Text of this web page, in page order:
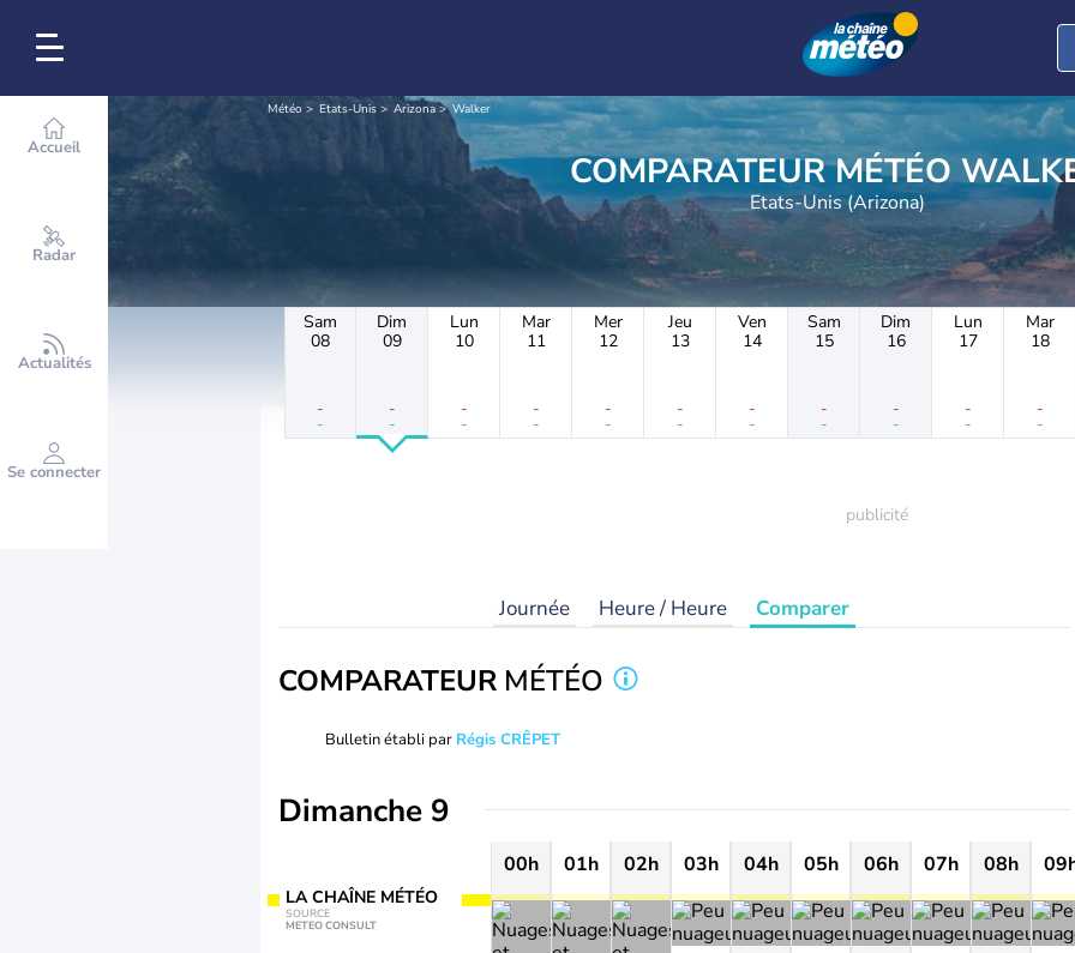
Accueil
Radar
Actualités
Se connecter
Météo Etats-Unis Arizona Walker
COMPARATEUR MÉTÉO
Etats-Unis (Arizona)
Sam
08
-
-
Dim
09
-
-
Lun
10
-
-
Mar
11
-
-
Mer
12
-
-
Jeu
13
-
-
Ven
14
-
-
Sam
15
-
-
Dim
16
-
-
Lun
17
-
-
Mar
18
-
-
Journée Heure / Heure Comparer
COMPARATEUR MÉTÉO
Bulletin établi par Régis CRÊPET
Dimanche 9
LA CHAÎNE MÉTÉO
SOURCE
METEO CONSULT
00h 01h 02h 03h 04h 05h 06h 07h 08h